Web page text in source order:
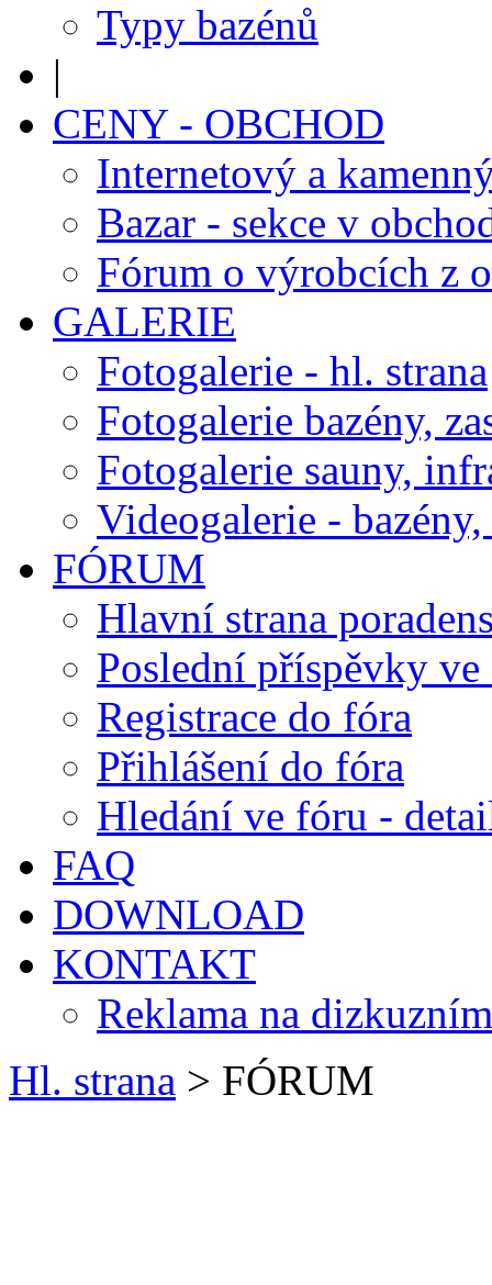
Typy bazénů
|
CENY - OBCHOD
Internetový a
Bazar - sekce v
Fórum o výrobcích z
GALERIE
Fotogalerie - hl. strana
Fotogalerie bazény,
Fotogalerie sauny,
Videogalerie - bazény,
FÓRUM
Hlavní strana
Poslední příspěvky
Registrace do fóra
Přihlášení do fóra
Hledání ve fóru -
FAQ
DOWNLOAD
KONTAKT
Reklama na
Hl. strana > FÓRUM